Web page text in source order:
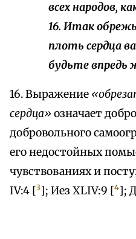
всех народов,
16. Итак
плоть сердца
будьте
16. Выражение
сердца» означает
добровольного
его недостойных
чувствованиях и
IV:4 [3]; Иез XLIV:9 [4];